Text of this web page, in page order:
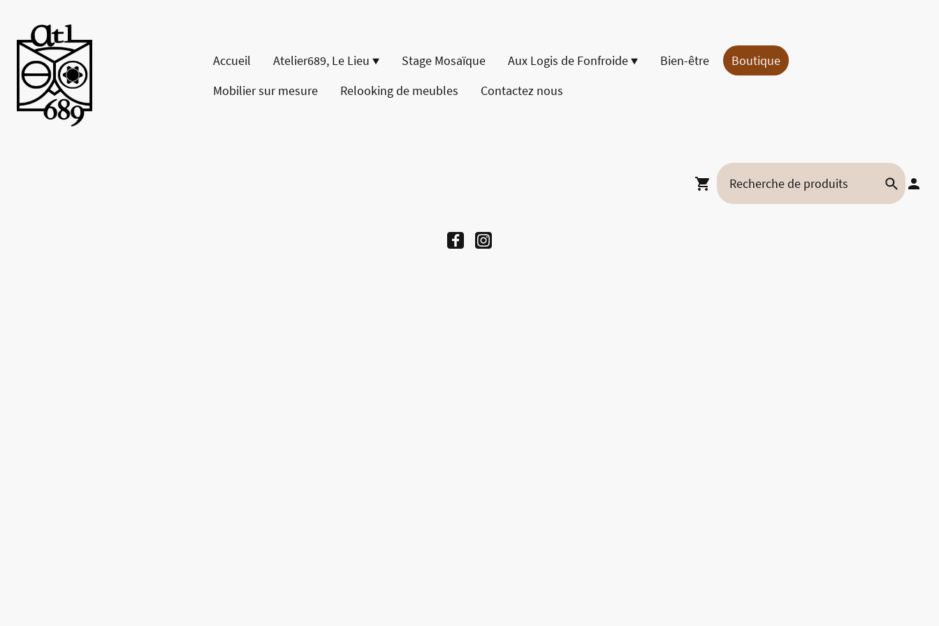
Accueil Atelier689, Le Lieu Stage Mosaïque Aux Logis de Fonfroide Bien-être
Boutique
Mobilier sur mesure
Relooking de meubles Contactez nous